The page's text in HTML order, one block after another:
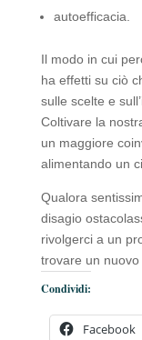
autoefficacia.
Il modo in cui
ha effetti su ciò
sulle scelte e
Coltivare la
un maggiore
alimentando un
Qualora
disagio
rivolgerci a un
trovare un nuovo
Condividi:
Facebook